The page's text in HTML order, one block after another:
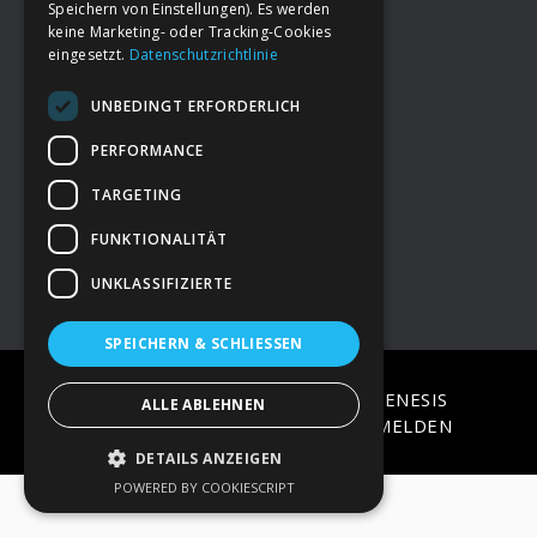
FooterDeine Spende
→ Impressum
→Kontakt zum PAO Team
COPYRIGHT © 2026 · ON
GENESIS
FRAMEWORK·WORDPRESS·ANMELDEN
Speichern von Einstellungen). Es werden
keine Marketing- oder Tracking-Cookies
eingesetzt. Datenschutzrichtlinie
UNBEDINGT ERFORDERLICH
PERFORMANCE
TARGETING
FUNKTIONALITÄT
UNKLASSIFIZIERTE
SPEICHERN & SCHLIESSEN
ALLE ABLEHNEN
DETAILS ANZEIGEN
POWERED BY COOKIESCRIPT